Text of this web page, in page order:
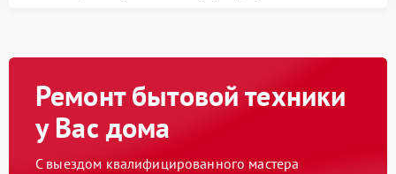
Ремонт бытовой техники
у Вас дома
С выездом квалифицированного мастера